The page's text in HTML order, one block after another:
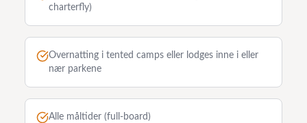
charterfly)
Overnatting i tented camps eller lodges inne i eller
nær parkene
Alle måltider (full-board)